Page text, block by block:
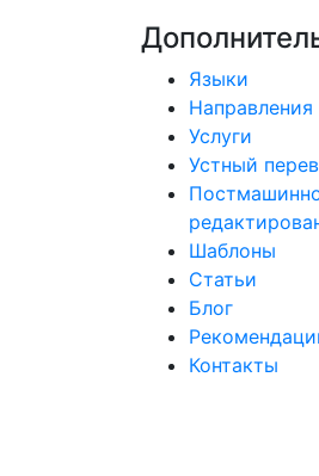
Языки
Направления
Услуги
Устный
Шаблоны
Статьи
Блог
Контакты